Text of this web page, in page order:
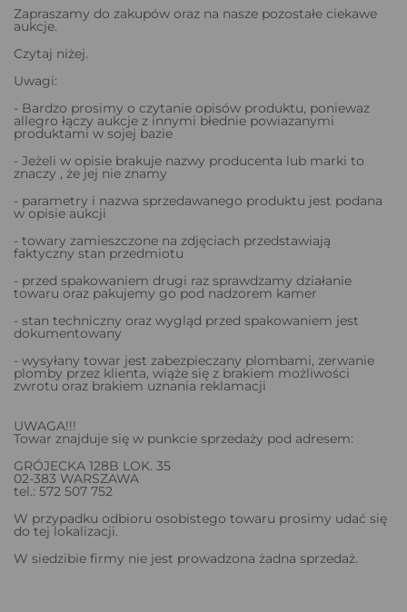
Zapraszamy do zakupów oraz na nasze pozostałe ciekawe
aukcje.
Czytaj niżej.
Uwagi:
- Bardzo prosimy o czytanie opisów produktu, poniewaz
allegro łączy aukcje z innymi błednie powiazanymi
produktami w sojej bazie
- Jeżeli w opisie brakuje nazwy producenta lub marki to
znaczy , że jej nie znamy
- parametry i nazwa sprzedawanego produktu jest podana
w opisie aukcji
- towary zamieszczone na zdjęciach przedstawiają
faktyczny stan przedmiotu
- przed spakowaniem drugi raz sprawdzamy działanie
towaru oraz pakujemy go pod nadzorem kamer
- stan techniczny oraz wygląd przed spakowaniem jest
dokumentowany
- wysyłany towar jest zabezpieczany plombami, zerwanie
plomby przez klienta, wiąże się z brakiem możliwości
zwrotu oraz brakiem uznania reklamacji
UWAGA!!!
Towar znajduje się w punkcie sprzedaży pod adresem:
GRÓJECKA 128B LOK. 35
02-383 WARSZAWA
tel.: 572 507 752
W przypadku odbioru osobistego towaru prosimy udać się
do tej lokalizacji.
W siedzibie firmy nie jest prowadzona żadna sprzedaż.